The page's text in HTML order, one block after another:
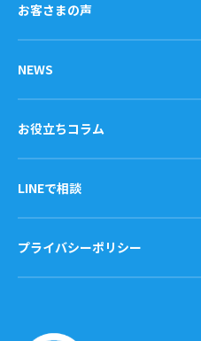
お客さまの声
NEWS
お役立ちコラム
LINEで相談
プライバシーポリシー